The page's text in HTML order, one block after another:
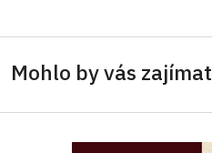
Mohlo by vás zajímat